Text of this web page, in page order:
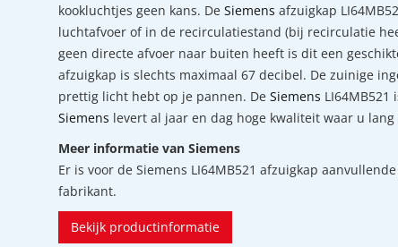
kookluchtjes geen kans. De Siemens afzuigkap
luchtafvoer of in de recirculatiestand (bij recirculatie
geen directe afvoer naar buiten heeft is dit een
afzuigkap is slechts maximaal 67 decibel. De zuinige
prettig licht hebt op je pannen. De Siemens LI64MB521
Siemens levert al jaar en dag hoge kwaliteit waar u
Meer informatie van Siemens
Er is voor de Siemens LI64MB521 afzuigkap
fabrikant.
Bekijk productinformatie